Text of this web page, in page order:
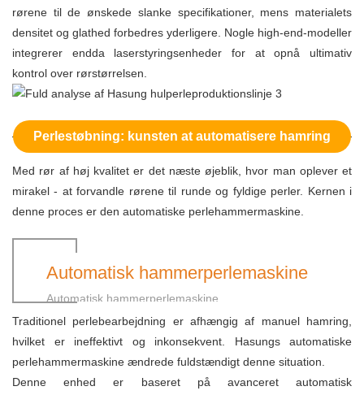
rørene til de ønskede slanke specifikationer, mens materialets
densitet og glathed forbedres yderligere. Nogle high-end-modeller
integrerer endda laserstyringsenheder for at opnå ultimativ
kontrol over rørstørrelsen.
Perlestøbning: kunsten at automatisere hamring
Med rør af høj kvalitet er det næste øjeblik, hvor man oplever et
mirakel - at forvandle rørene til runde og fyldige perler. Kernen i
denne proces er den automatiske perlehammermaskine.
Automatisk hammerperlemaskine
Automatisk hammerperlemaskine
Traditionel perlebearbejdning er afhængig af manuel hamring,
hvilket er ineffektivt og inkonsekvent. Hasungs automatiske
perlehammermaskine ændrede fuldstændigt denne situation.
Denne enhed er baseret på avanceret automatisk